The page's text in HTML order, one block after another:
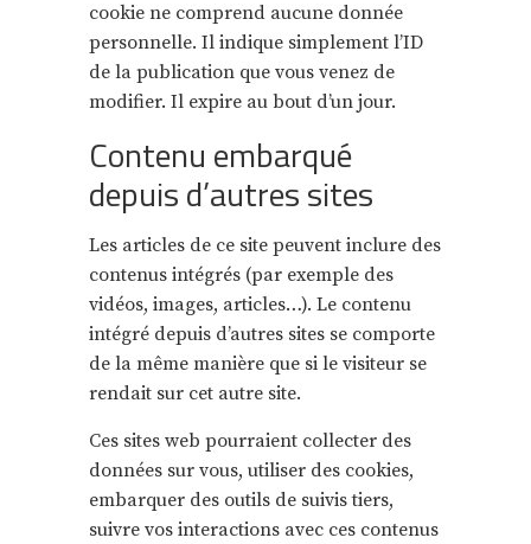
cookie ne comprend aucune donnée
personnelle. Il indique simplement l’ID
de la publication que vous venez de
modifier. Il expire au bout d’un jour.
Contenu embarqué
depuis d’autres sites
Les articles de ce site peuvent inclure des
contenus intégrés (par exemple des
vidéos, images, articles…). Le contenu
intégré depuis d’autres sites se comporte
de la même manière que si le visiteur se
rendait sur cet autre site.
Ces sites web pourraient collecter des
données sur vous, utiliser des cookies,
embarquer des outils de suivis tiers,
suivre vos interactions avec ces contenus